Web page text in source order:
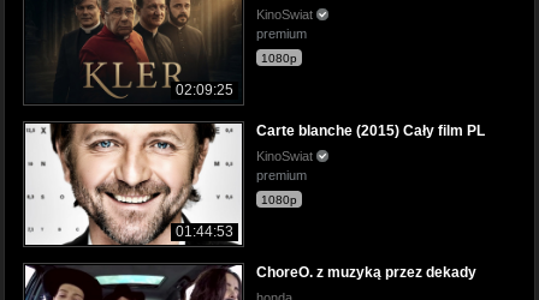
02:09:25
KinoSwiat
premium
1080p
01:44:53
Carte blanche (2015) Cały film PL
KinoSwiat
premium
1080p
ChoreO. z muzyką przez dekady